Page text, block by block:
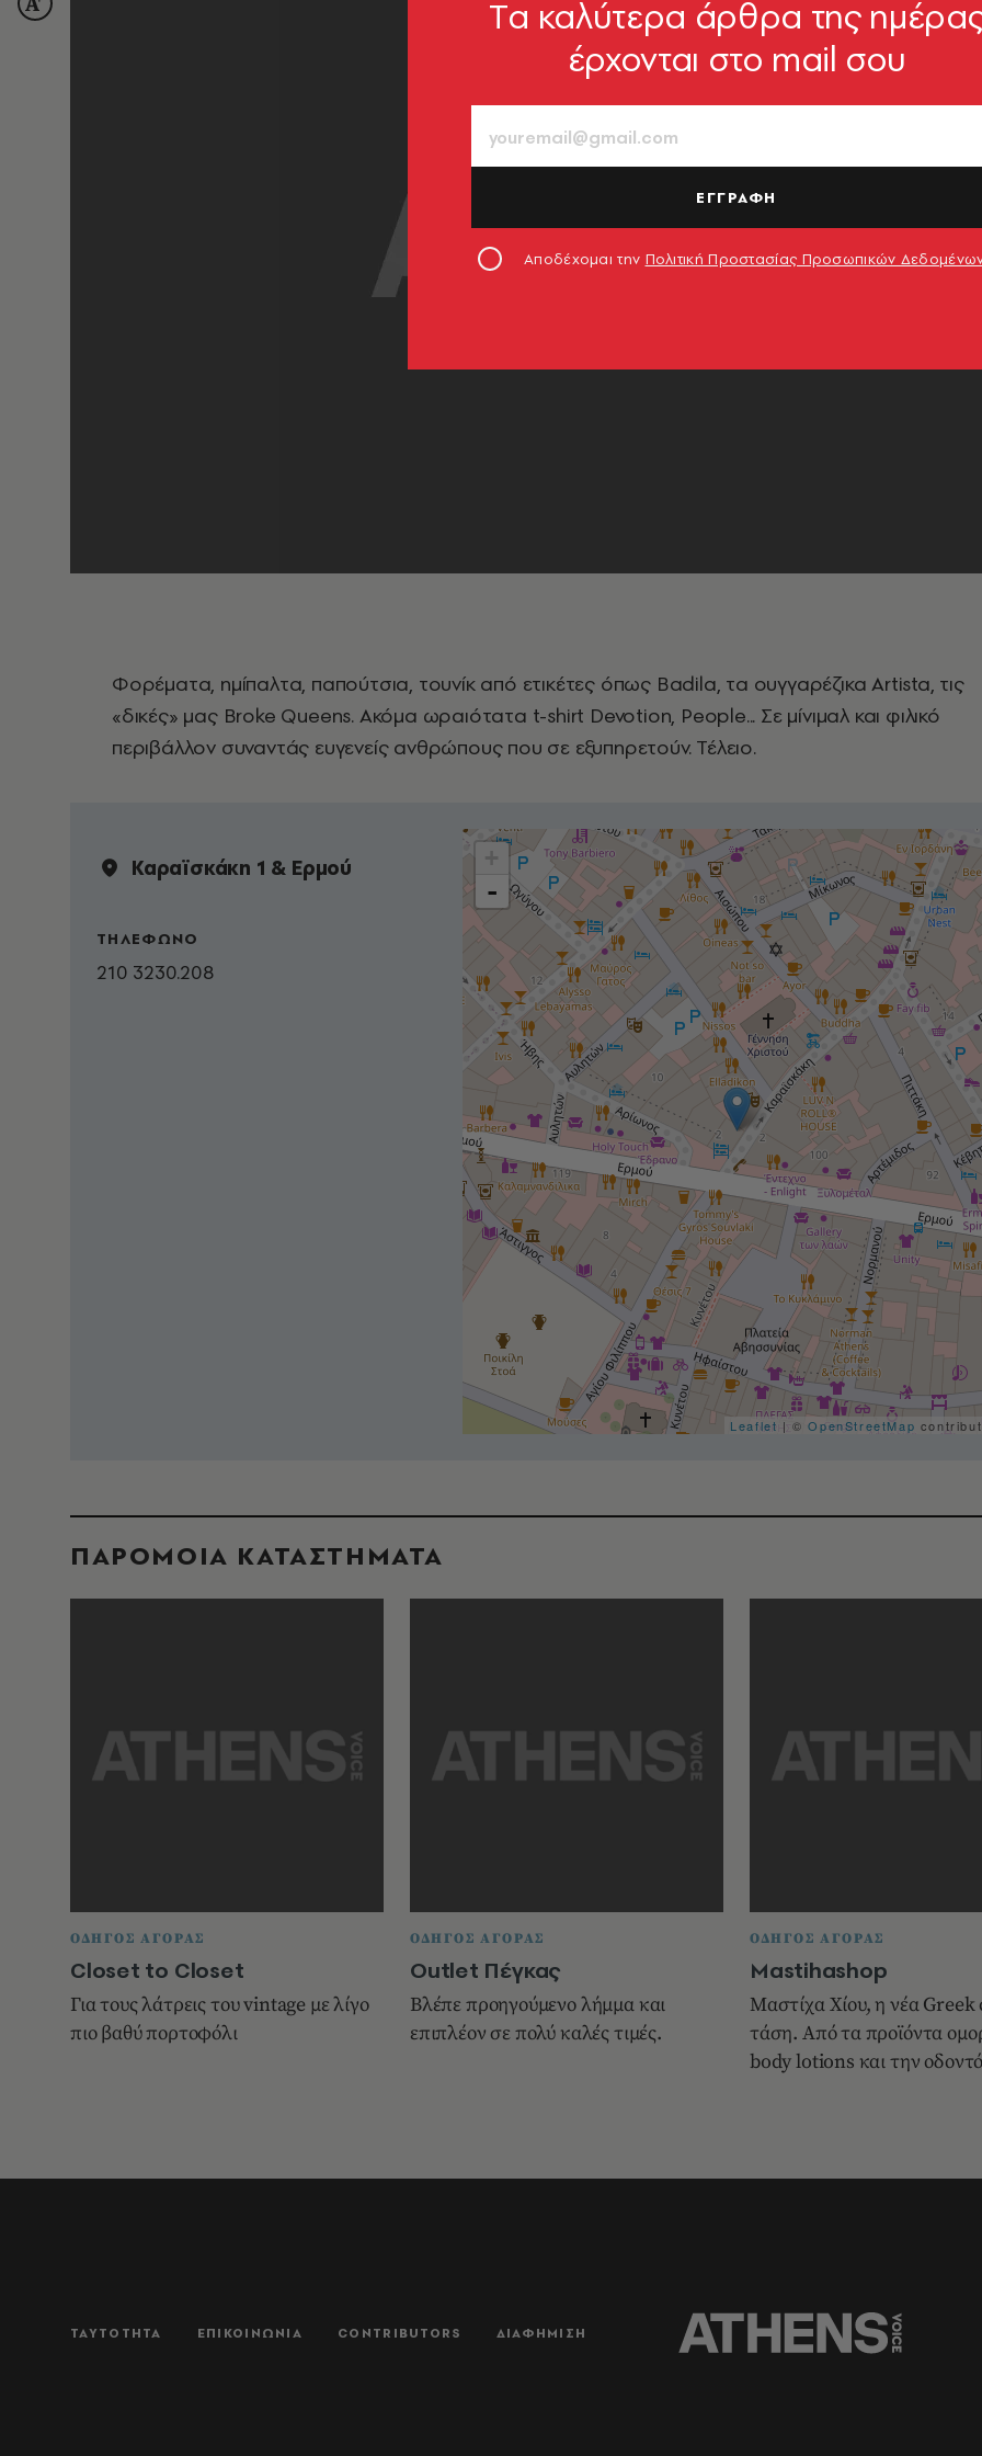
Φορέματα, ημίπαλτα, παπούτσια, τουνίκ από ετικέτες όπως Badila, τα ουγγαρέζικα Artista, τις
«δικές» μας Broke Queens. Ακόμα ωραιότατα t-shirt Devotion, People... Σε μίνιμαλ και φιλικό
περιβάλλον συναντάς ευγενείς ανθρώπους που σε εξυπηρετούν. Τέλειο.
Καραϊσκάκη 1 & Ερµού
ΤΗΛΕΦΩΝΟ
210 3230.208
-
Leaflet | ©OpenStreetMap
ΠΑΡΟΜΟΙΑ ΚΑΤΑΣΤΗΜΑΤΑ
ΟΔΗΓΟΣ ΑΓΟΡΑΣ
Closet to Closet
Για τους λάτρεις του vintage με λίγο
πιο βαθύ πορτοφόλι
ΟΔΗΓΟΣ ΑΓΟΡΑΣ
Οutlet Πέγκας
Βλέπε προηγούµενο λήµµα και
επιπλέον σε πολύ καλές τιµές.
ΟΔΗΓΟΣ ΑΓΟΡΑΣ
Mastihashop
Mαστίχα Xίου, η νέα
τάση. Aπό τα προϊόντα
body lotions και την
ΤΑΥΤΟΤΗΤΑ ΕΠΙΚΟΙΝΩΝΙΑ CONTRIBUTORS ΔΙΑΦΗΜΙΣΗ
Tα καλύτερα άρθρα της
έρχονται στο mail σου
ΕΓΓΡΑΦΗ
Αποδέχομαι την Πολιτική Προστασίας Προσωπικών